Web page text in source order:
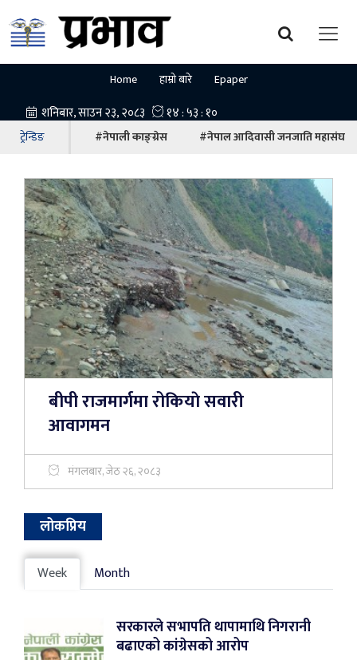
Home हाम्रो बारे Epaper
ट्रेन्डिङ #नेपाली काङ्ग्रेस #नेपाल आदिवासी जनजाति महासंघ
बीपी राजमार्गमा रोकियाे सवारी
आवागमन
मंगलबार, जेठ २६, २०८३
लोकप्रिय
Week Month
सरकारले सभापति थापामाथि निगरानी
बढाएको कांग्रेसको आरोप